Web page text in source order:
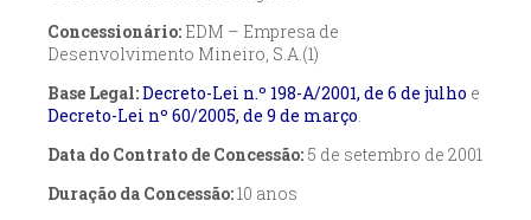
Concessionário: EDM – Empresa de
Desenvolvimento Mineiro, S.A.(1)
Base Legal:Decreto-Lei n.º 198-A/2001, de 6 de julho e
Decreto-Lei nº 60/2005, de 9 de março.
Data do Contrato de Concessão: 5 de setembro de 2001
Duração da Concessão:10 anos